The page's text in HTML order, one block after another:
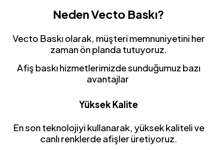
Neden Vecto Baskı?
Vecto Baskı olarak, müşteri memnuniyetini her
zaman ön planda tutuyoruz.
Afiş baskı hizmetlerimizde sunduğumuz bazı
avantajlar
Yüksek Kalite
En son teknolojiyi kullanarak, yüksek kaliteli ve
canlı renklerde afişler üretiyoruz.